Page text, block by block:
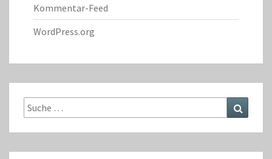
Kommentar-Feed
WordPress.org
Suche
nach: